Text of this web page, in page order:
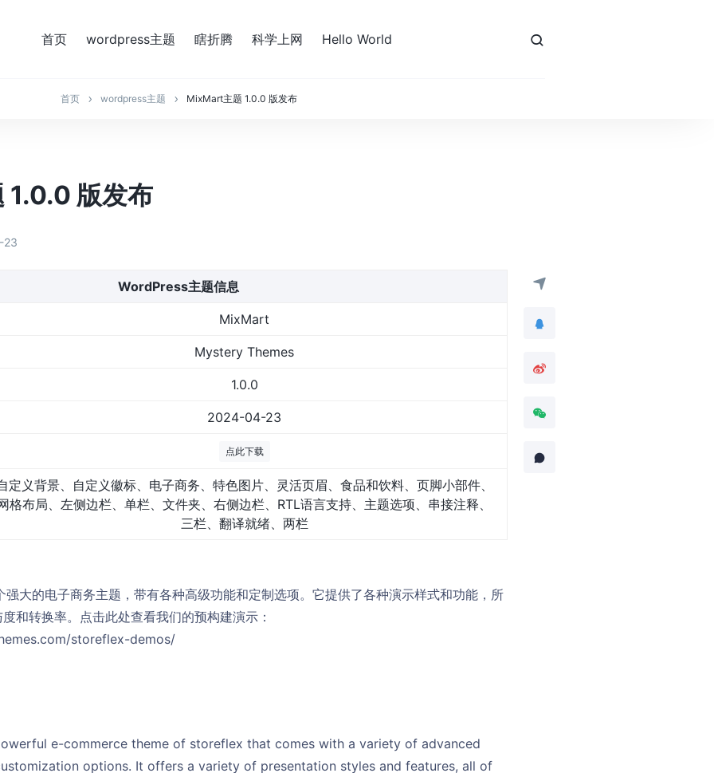
首页 wordpress主题 瞎折腾 科学上网 Hello World
首页 wordpress主题 MixMart主题 1.0.0 版发布
版发布
23
WordPress主题信息
MixMart
Mystery Themes
1.0.0
2024-04-23
点此下载
定义背景、自定义徽标、电子商务、特色图片、灵活页眉、食品和饮料、页脚小部件、
格布局、左侧边栏、单栏、文件夹、右侧边栏、RTL语言支持、主题选项、串接注释、
三栏、翻译就绪、两栏
大的电子商务主题，带有各种高级功能和定制选项。它提供了各种演示样式和功能，所
和转换率。点击此处查看我们的预构建演示：
storeflex-demos/
e-commerce theme of storeflex that comes with a variety of advanced
options. It offers a variety of presentation styles and features, all of